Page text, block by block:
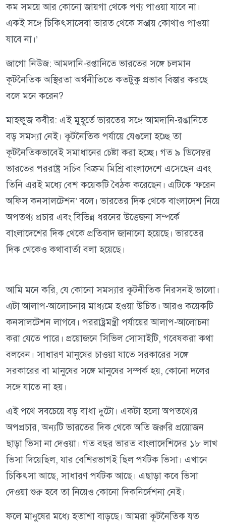
কম সময়ে আর কোনো জায়গা থেকে পণ্য পাওয়া যাবে না।
একই সঙ্গে চিকিৎসাসেবা ভারত থেকে সস্তায় কোথাও পাওয়া
যাবে না।’
জাগো নিউজ: আমদানি-রপ্তানিতে ভারতের সঙ্গে চলমান
কূটনৈতিক অস্থিরতা অর্থনীতিতে কতটুকু প্রভাব বিস্তার করছে
বলে মনে করেন?
মাহফুজ কবীর: এই মুহূর্তে ভারতের সঙ্গে আমদানি-রপ্তানিতে
বড় সমস্যা নেই। কূটনৈতিক পর্যায়ে যেগুলো হচ্ছে তা
কূটনৈতিকভাবেই সমাধানের চেষ্টা করা হচ্ছে। গত ৯ ডিসেম্বর
ভারতের পররাষ্ট্র সচিব বিক্রম মিশ্রি বাংলাদেশে এসেছেন এবং
তিনি এরই মধ্যে বেশ কয়েকটি বৈঠক করেছেন। এটিকে ‘ফরেন
অফিস কনসালটেশন’ বলে। ভারতের দিক থেকে বাংলাদেশ নিয়ে
অপতথ্য প্রচার এবং বিভিন্ন ধরনের উত্তেজনা সম্পর্কে
বাংলাদেশের দিক থেকে প্রতিবাদ জানানো হয়েছে। ভারতের
দিক থেকেও কথাবার্তা বলা হয়েছে।
আমি মনে করি, যে কোনো সমস্যার কূটনীতিক নিরসনই ভালো।
এটা আলাপ-আলোচনার মাধ্যমে হওয়া উচিত। আরও কয়েকটি
কনসালটেশন লাগবে। পররাষ্ট্রমন্ত্রী পর্যায়ের আলাপ-আলোচনা
করা যেতে পারে। প্রয়োজনে সিভিল সোসাইটি, গবেষকরা কথা
বলবেন। সাধারণ মানুষের চাওয়া যাতে সরকারের সঙ্গে
সরকারের বা মানুষের সঙ্গে মানুষের সম্পর্ক হয়, কোনো দলের
সঙ্গে যাতে না হয়।
এই পথে সবচেয়ে বড় বাধা দুটো। একটা হলো অপতথ্যের
অপপ্রচার, অন্যটি ভারতের দিক থেকে অতি জরুরি প্রয়োজন
ছাড়া ভিসা না দেওয়া। গত বছর ভারত বাংলাদেশিদের ১৮ লাখ
ভিসা দিয়েছিল, যার বেশিরভাগই ছিল পর্যটক ভিসা। এখানে
চিকিৎসা আছে, সাধারণ পর্যটক আছে। এছাড়া কবে ভিসা
দেওয়া শুরু হবে তা নিয়েও কোনো দিকনির্দেশনা নেই।
ফলে মানুষের মধ্যে হতাশা বাড়ছে। আমরা কূটনৈতিক যত